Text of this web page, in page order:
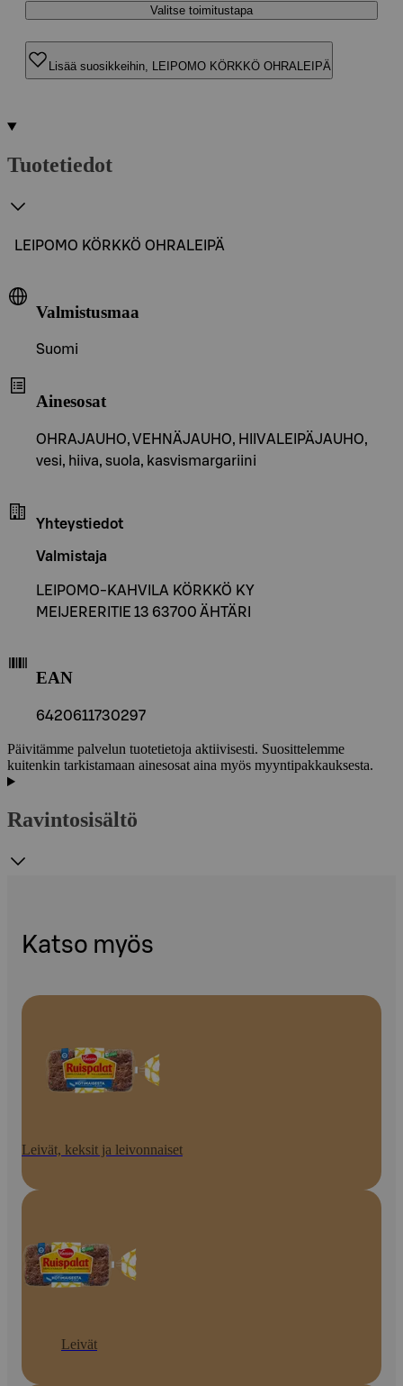
Valitse toimitustapa
Lisää suosikkeihin, LEIPOMO KÖRKKÖ OHRALEIPÄ
Tuotetiedot
LEIPOMO KÖRKKÖ OHRALEIPÄ
Valmistusmaa
Suomi
Ainesosat
OHRAJAUHO, VEHNÄJAUHO, HIIVALEIPÄJAUHO,
vesi, hiiva, suola, kasvismargariini
Yhteystiedot
Valmistaja
LEIPOMO-KAHVILA KÖRKKÖ KY
MEIJERERITIE 13 63700 ÄHTÄRI
EAN
6420611730297
Päivitämme palvelun tuotetietoja aktiivisesti. Suosittelemme
kuitenkin tarkistamaan ainesosat aina myös myyntipakkauksesta.
Ravintosisältö
Katso myös
Leivät, keksit ja leivonnaiset
Leivät